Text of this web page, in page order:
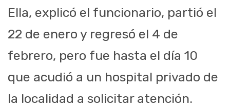
Ella, explicó el funcionario, partió el
22 de enero y regresó el 4 de
febrero, pero fue hasta el día 10
que acudió a un hospital privado de
la localidad a solicitar atención.